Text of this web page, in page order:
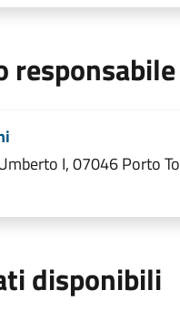
responsabile
I, 07046 Porto
disponibili